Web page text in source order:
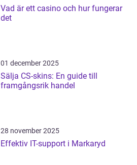
Vad är ett casino och hur fungerar
det
01 december 2025
Sälja CS-skins: En guide till
framgångsrik handel
28 november 2025
Effektiv IT-support i Markaryd